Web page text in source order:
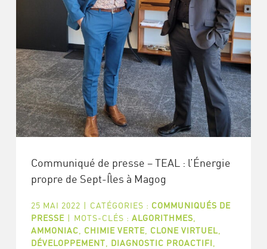
Communiqué de presse – TEAL : l’Énergie
propre de Sept-Îles à Magog
25 MAI 2022 | CATÉGORIES : COMMUNIQUÉS DE
PRESSE | MOTS-CLÉS : ALGORITHMES
AMMONIAC
CHIMIE VERTE, CLONE VIRTUEL
DÉVELOPPEMENT
DIAGNOSTIC PROACTIFI